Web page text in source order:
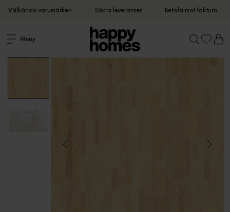
Välkända varumärken Säkra leveranser Betala mot faktura
Meny